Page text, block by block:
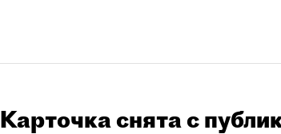
Карточка снята с